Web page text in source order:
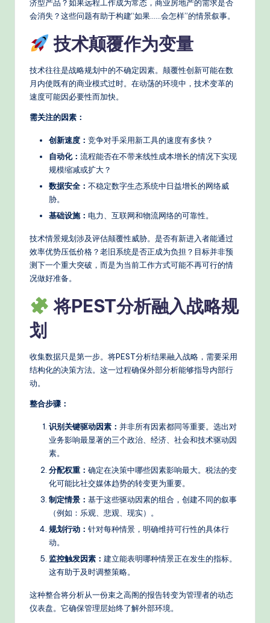
济型产品？如果远程工作成为常态，商业房地产的需求是否
会消失？这些问题有助于构建“如果……会怎样”的情景叙事。
技术颠覆作为变量
技术往往是战略规划中的不确定因素。颠覆性创新可能在数
月内使既有的商业模式过时。在动荡的环境中，技术变革的
速度可能因必要性而加快。
需关注的因素：
创新速度： 竞争对手采用新工具的速度有多快？
自动化： 流程能否在不带来线性成本增长的情况下实现
规模缩减或扩大？
数据安全： 不稳定数字生态系统中日益增长的网络威
胁。
基础设施： 电力、互联网和物流网络的可靠性。
技术情景规划涉及评估颠覆性威胁。是否有新进入者能通过
效率优势压低价格？老旧系统是否正成为负担？目标并非预
测下一个重大突破，而是为当前工作方式可能不再可行的情
况做好准备。
将PEST分析融入战略规
划
收集数据只是第一步。将PEST分析结果融入战略，需要采用
结构化的决策方法。这一过程确保外部分析能够指导内部行
动。
整合步骤：
识别关键驱动因素： 并非所有因素都同等重要。选出对
业务影响最显著的三个政治、经济、社会和技术驱动因
素。
分配权重： 确定在决策中哪些因素影响最大。税法的变
化可能比社交媒体趋势的转变更为重要。
制定情景： 基于这些驱动因素的组合，创建不同的叙事
（例如：乐观、悲观、现实）。
规划行动： 针对每种情景，明确维持可行性的具体行
动。
监控触发因素： 建立能表明哪种情景正在发生的指标。
这有助于及时调整策略。
这种整合将分析从一份束之高阁的报告转变为管理者的动态
仪表盘。它确保管理层始终了解外部环境。